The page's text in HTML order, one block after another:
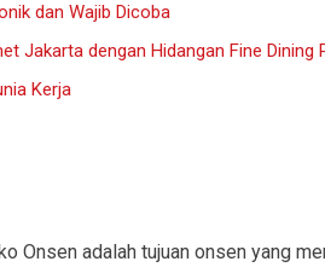
dan Wajib Dicoba
Jakarta dengan Hidangan Fine Dining
Kerja
Onsen adalah tujuan onsen yang